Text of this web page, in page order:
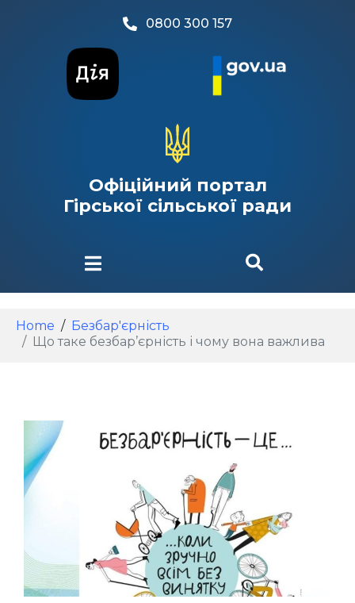
0800 300 157
Офіційний портал
Гірської сільської ради
Home
Безбар'єрність
Що таке безбар’єрність і чому вона важлива